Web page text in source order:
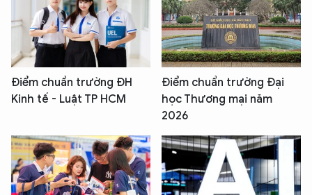
Điểm chuẩn trường ĐH
Kinh tế - Luật TP HCM
Điểm chuẩn trường Đại
học Thương mại năm
2026